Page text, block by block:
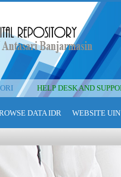
HELP DESK AND
DATA IDR WEBSITE